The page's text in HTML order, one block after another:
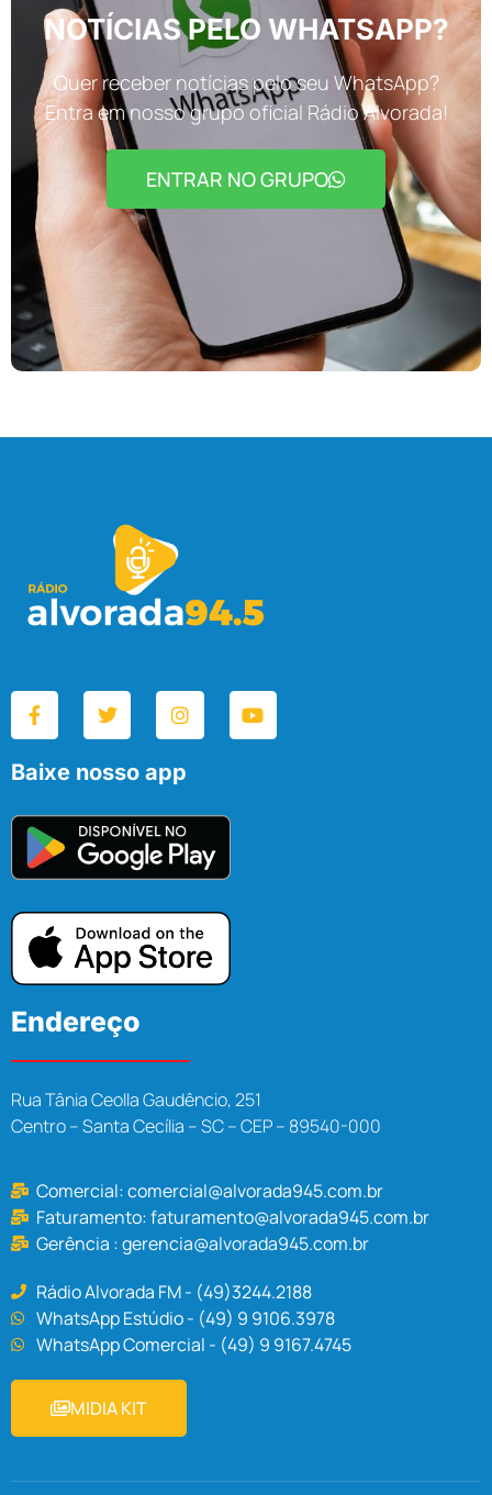
NOTÍCIAS PELO WHATSAPP?
Quer receber notícias pelo seu WhatsApp?
Entra em nosso grupo oficial Rádio Alvorada!
ENTRAR NO GRUPO
Baixe nosso app
Endereço
Rua Tânia Ceolla Gaudêncio, 251
Centro – Santa Cecília – SC – CEP – 89540-000
Comercial:comercial@alvorada945.com.br
Faturamento:faturamento@alvorada945.com.br
Gerência :gerencia@alvorada945.com.br
Rádio Alvorada FM - (49)3244.2188
WhatsApp Estúdio - (49) 9 9106.3978
WhatsApp Comercial - (49) 9 9167.4745
MIDIA KIT